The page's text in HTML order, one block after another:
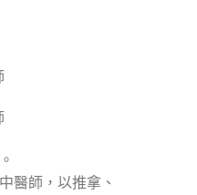
醫師，以推拿、